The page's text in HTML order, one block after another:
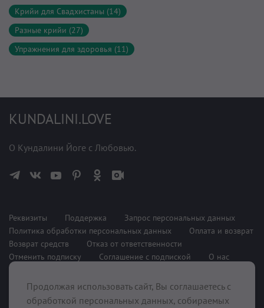
Крийи для Свадхистаны (14)
Разные крийи (27)
Упражнения для здоровья (11)
KUNDALINI.LOVE
О Кундалини Йоге с Любовью.
Реквизиты Поддержка
Запрос персональных данных
Политика обработки персональных данных
Оплата и возврат
Возврат средств
Отказ от ответственности
Отменить подписку
Соглашение с подпиской О нас
При поддержке
Продолжая использовать сайт, Вы соглашаетесь с
обработкой персональных данных, собираемых